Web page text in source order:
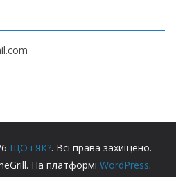
ЩО і ЯК?. Всі права захищено.
На платформі WordPress.